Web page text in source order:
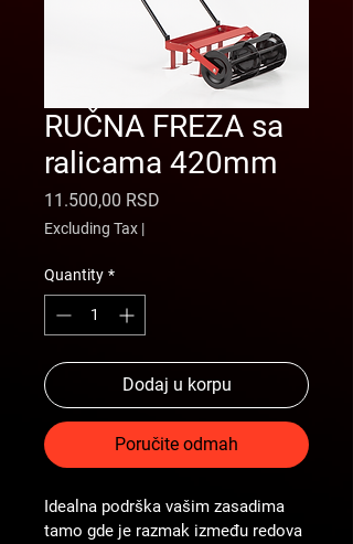
RUČNA FREZA sa
ralicama 420mm
11.500,00 RSD
Excluding Tax |
Quantity *
Dodaj u korpu
Poručite odmah
Idealna podrška vašim zasadima
tamo gde je razmak između redova